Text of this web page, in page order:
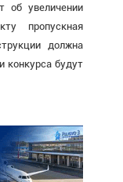
об увеличении
пропускная
должна
конкурса будут